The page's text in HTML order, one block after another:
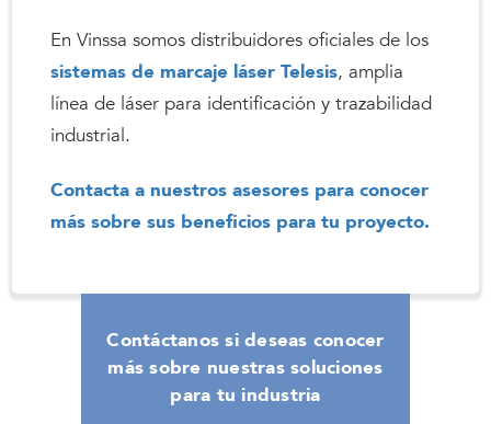
En Vinssa somos distribuidores oficiales de los
sistemas de marcaje láser Telesis, amplia
línea de láser para identificación y trazabilidad
industrial.
Contacta a nuestros asesores para conocer
más sobre sus beneficios para tu proyecto.
Contáctanos si deseas conocer
más sobre nuestras soluciones
para tu industria